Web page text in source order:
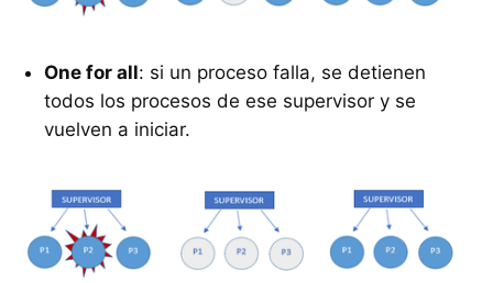
One for all: si un proceso falla, se detienen
todos los procesos de ese supervisor y se
vuelven a iniciar.